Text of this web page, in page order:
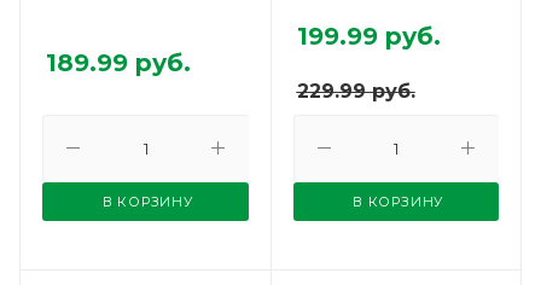
189.99 руб.
В КОРЗИНУ
229.99руб.
199.99руб.
В КОРЗИНУ